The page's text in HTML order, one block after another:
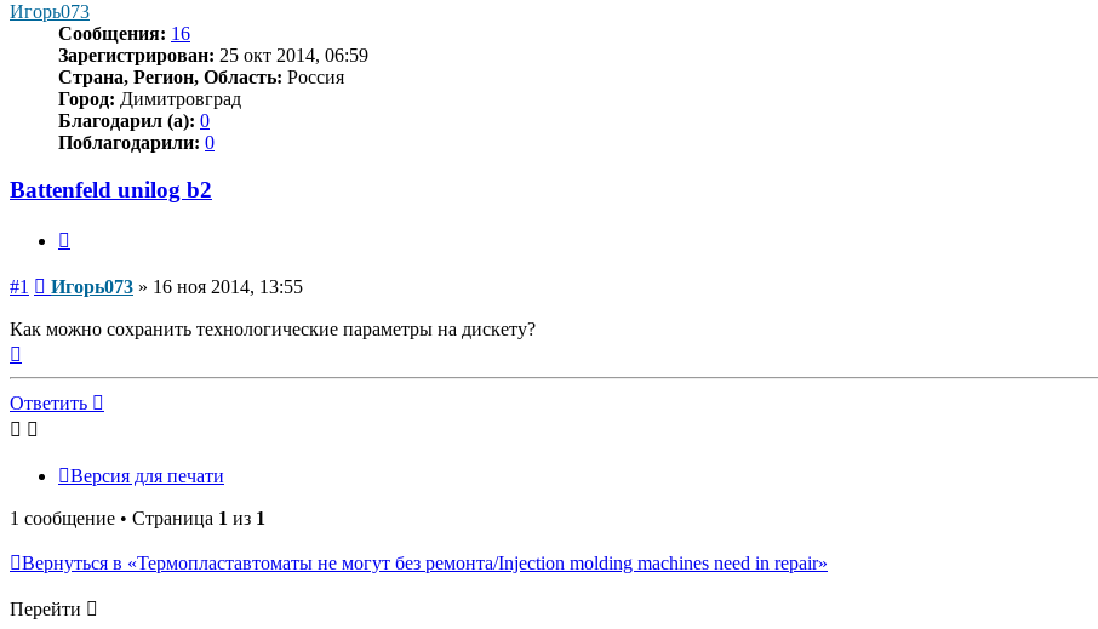
Игорь073
Сообщения: 16
Зарегистрирован: 25 окт 2014, 06:59
Страна, Регион, Область: Россия
Город: Димитровград
Благодарил (а): 0
Поблагодарили: 0
Battenfeld unilog b2
#1 Сообщение
Игорь073 » 16 ноя 2014, 13:55
Как можно сохранить технологические параметры на дискету?
началу
Ответить
Версия для печати
1 сообщение • Страница 1 из 1
Вернуться в «Термопластавтоматы не могут без ремонта/Injection molding machines need in repair»
Перейти